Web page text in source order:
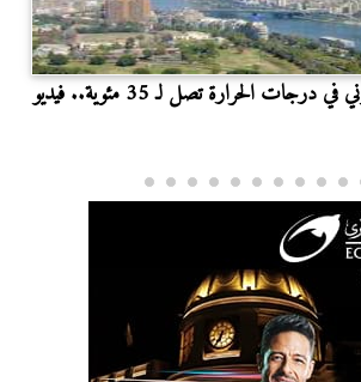
الحرارة تصل لـ 35 مئوية.. فيديو